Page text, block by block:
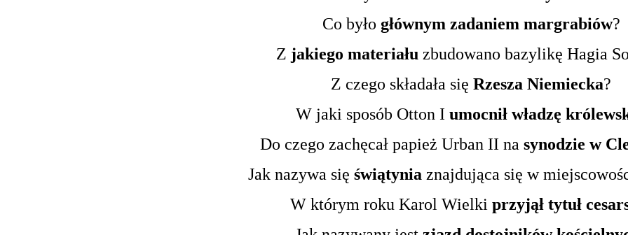
Co było głównym zadaniem margrabiów?
Z jakiego materiału zbudowano bazylikę Hagia
Z czego składała się Rzesza Niemiecka?
W jaki sposób Otton I umocnił władzę
Do czego zachęcał papież Urban II na synodzie w
Jak nazywa się świątynia znajdująca się w
W którym roku Karol Wielki przyjął tytuł